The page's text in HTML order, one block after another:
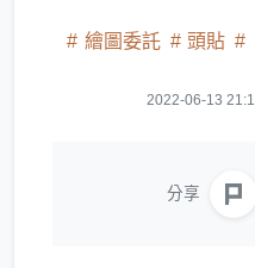
繪圖委託 頭貼
2022-06-13
分享